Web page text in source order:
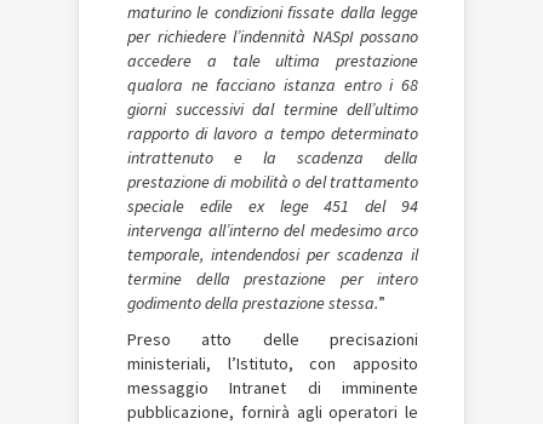
maturino le condizioni fissate dalla legge
per richiedere l’indennità NASpI possano
accedere a tale ultima prestazione
qualora ne facciano istanza entro i 68
giorni successivi dal termine dell’ultimo
rapporto di lavoro a tempo determinato
intrattenuto e la scadenza della
prestazione di mobilità o del trattamento
speciale edile ex lege 451 del 94
intervenga all’interno del medesimo arco
temporale, intendendosi per scadenza il
termine della prestazione per intero
godimento della prestazione stessa.”
Preso atto delle precisazioni
ministeriali, l’Istituto, con apposito
messaggio Intranet di imminente
pubblicazione, fornirà agli operatori le